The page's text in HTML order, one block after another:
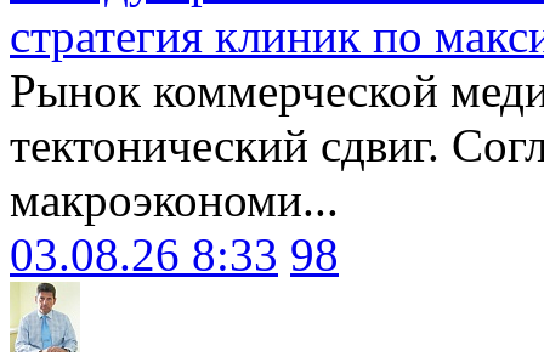
стратегия клиник по
Рынок коммерческой
тектонический сдвиг.
макроэкономи...
03.08.26 8:33 98